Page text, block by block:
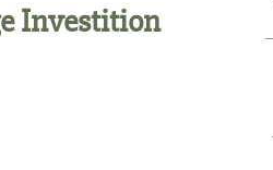
Investition